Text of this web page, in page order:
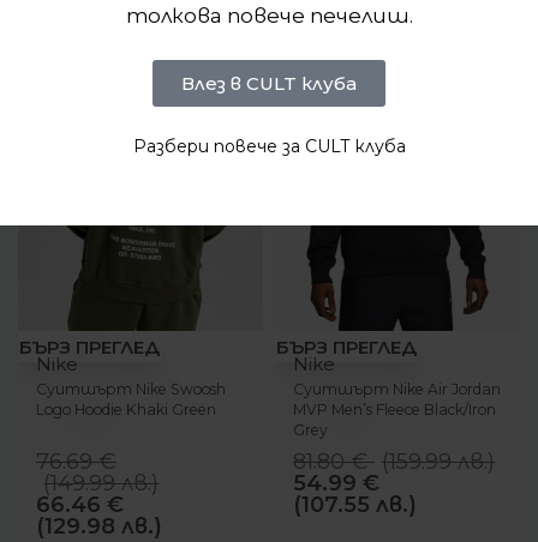
-13%
БЪРЗ ПРЕГЛЕД
Nike
Суитшърт Nike Swoosh
Logo Hoodie Khaki Green
76.69€
(149.99лв.)
66.46 €
(129.98 лв.)
-33%
БЪРЗ ПРЕГЛЕД
Nike
Суитшърт Nike Air Jordan
MVP Men’s Fleece Black/Iron
Grey
81.80€ (159.99лв.)
54.99 €
(107.55 лв.)
толкова повече печелиш.
Влез в CULT клуба
Разбери повече за CULT клуба